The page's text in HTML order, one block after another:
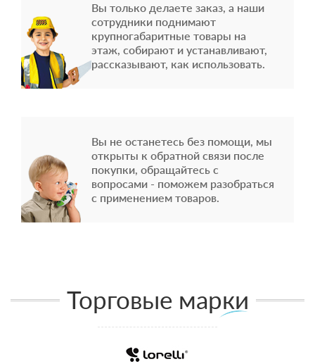
Вы только делаете заказ, а наши
сотрудники поднимают
крупногабаритные товары на
этаж, собирают и устанавливают,
рассказывают, как использовать.
Вы не останетесь без помощи, мы
открыты к обратной связи после
покупки, обращайтесь с
вопросами - поможем разобраться
с применением товаров.
Торговые марки